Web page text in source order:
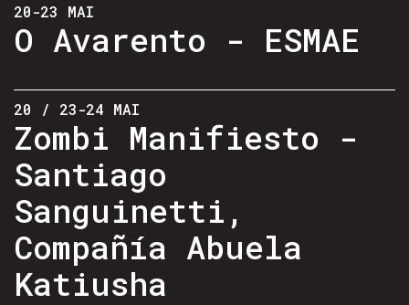
20-23 MAI
O Avarento - ESMAE
20 / 23-24 MAI
Zombi Manifiesto -
Santiago
Sanguinetti,
Compañía Abuela
Katiusha